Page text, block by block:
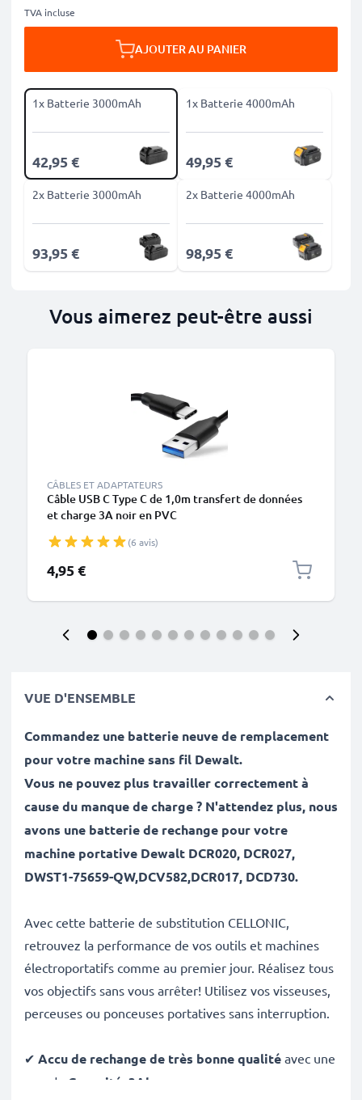
TVA incluse
AJOUTER AU PANIER
1x Batterie 3000mAh
42,95 €
1x Batterie 4000mAh
49,95 €
2x Batterie 3000mAh
93,95 €
2x Batterie 4000mAh
98,95 €
Vous aimerez peut-être aussi
CÂBLES ET ADAPTATEURS
Câble USB C Type C de 1,0m transfert de données
et charge 3A noir en PVC
(6 avis)
4,95 €
VUE D'ENSEMBLE
Commandez une batterie neuve de remplacement
pour votre machine sans fil Dewalt.
Vous ne pouvez plus travailler correctement à
cause du manque de charge ? N'attendez plus, nous
avons une batterie de rechange pour votre
machine portative Dewalt DCR020, DCR027,
DWST1-75659-QW,DCV582,DCR017, DCD730.
Avec cette batterie de substitution CELLONIC,
retrouvez la performance de vos outils et machines
électroportatifs comme au premier jour. Réalisez tous
vos objectifs sans vous arrêter! Utilisez vos visseuses,
perceuses ou ponceuses portatives sans interruption.
✔ Accu de rechange de très bonne qualité avec une
grande Capacité: 3Ah